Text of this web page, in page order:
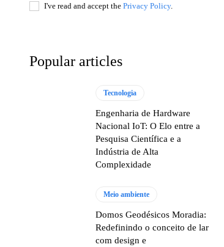
I've read and accept the Privacy Policy.
Popular articles
Tecnologia
Engenharia de Hardware
Nacional IoT: O Elo entre a
Pesquisa Científica e a
Indústria de Alta
Complexidade
Meio ambiente
Domos Geodésicos Moradia:
Redefinindo o conceito de lar
com design e